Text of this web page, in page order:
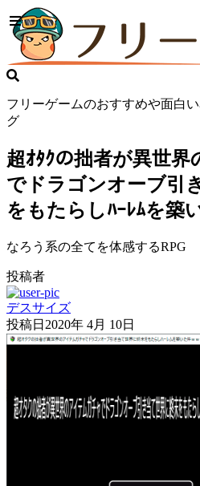
フリーゲームのおすすめや面白
グ
超ｵﾀｸの拙者が異世
でドラゴンオーブ引
をもたらしﾊｰﾚﾑを築
なろう系の全てを体感するRPG
投稿者
デスサイズ
投稿日 2020年 4月 10日